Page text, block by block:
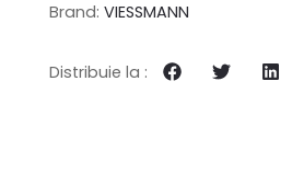
Brand: VIESSMANN
Distribuie la :